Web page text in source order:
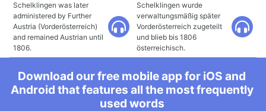
Schelklingen was later
administered by Further
Austria (Vorderösterreich)
and remained Austrian until
1806.
Schelklingen wurde
verwaltungsmäßig später
Vorderösterreich zugeteilt
und blieb bis 1806
österreichisch.
Download our free mobile app for iOS and
Android that features all the most frequently
used words